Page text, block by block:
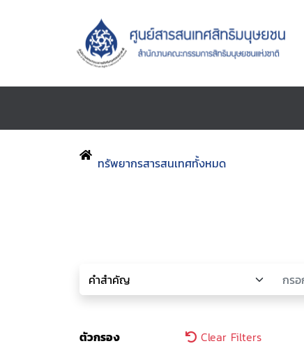
ทรัพยากรสารสนเทศทั้งหมด
ตัวกรอง
Clear Filters